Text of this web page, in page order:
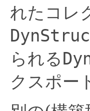
れたコレ
られる
クスポー